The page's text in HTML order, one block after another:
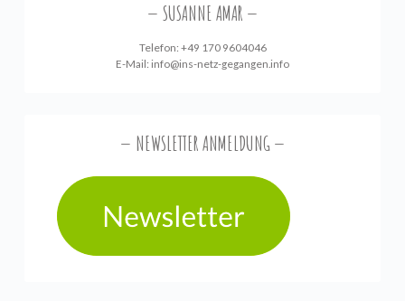
SUSANNE AMAR
Telefon: +49 170 9604046
E-Mail: info@ins-netz-gegangen.info
NEWSLETTER ANMELDUNG